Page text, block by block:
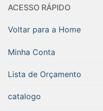
ACESSO RÁPIDO
Voltar para a Home
Minha Conta
Lista de Orçamento
catalogo